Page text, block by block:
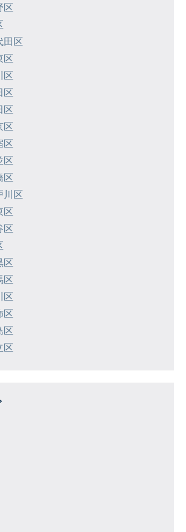
区
田区
区
区
区
区
区
区
区
区
川区
区
区
区
区
区
区
区
区